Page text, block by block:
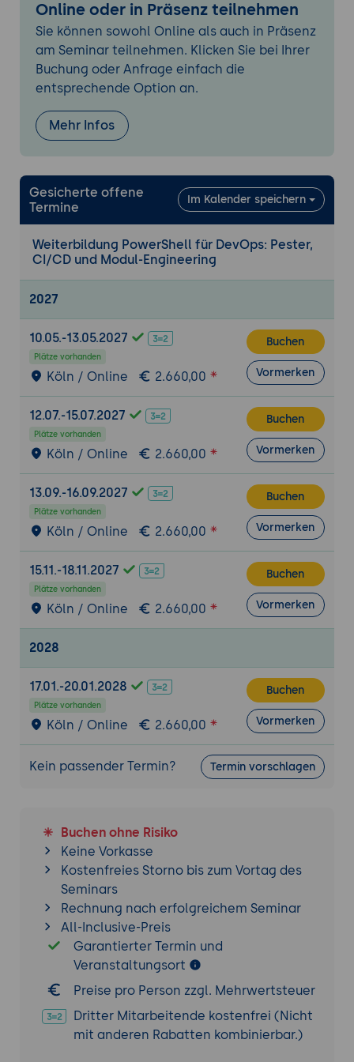
Abhängigkeiten über RequiredModules mit
Mindestversion und
ExternalModuleDependencies
Genehmigte Verben und konsistente
Benennung
Praxis-Übung:
Funktionsexport festlegen und eine
deklarieren.
4. Klassen, Hilfe und Wartbarkeit
PowerShell-Klassen für eigene Typen
Kommentarbasierte Hilfe und externe
Hilfe mit platyPS
wartbar halten
Einer Funktion vollständige
kommentarbasierte Hilfe geben und einen
eigenen Typ als Klasse ergänzen.
Tag 2: 5. Pester 5: Tests schreiben
Aufbau mit Describe, Context und It
Erwartungen prüfen mit Should
Tests konfigurieren und ausführen über
Praxis-Übung:
Für eine vorhandene
Funktion erste Pester-Tests mit Should-
Erwartungen schreiben und ausführen.
6. Mocking, datengetriebene Tests und
Coverage
Abhängigkeiten ersetzen mit Mock
Datengetriebene Tests über TestCases
Code-Coverage messen und einordnen
Testergebnisse als NUnit-XML ausgeben
Einen externen Aufruf
mocken, einen Test über mehrere
Datensätze laufen lassen und die
7. Testgetriebenes Entwickeln in der Praxis
knappem Code und Aufräumen
Randfälle und Fehlerpfade gezielt
abdecken
Tests als lebende Dokumentation
Praxis-Übung:Eine neue Funktion
testgetrieben entwickeln - erst der Test,
dann die Umsetzung.
8. PSScriptAnalyzer und Coding-Standards
Regeln und Schweregrade verstehen
Eigene Regeln und Projektstandards
festlegen
Online oder in Präsenz teilnehmen
Sie können sowohl Online als auch in Präsenz
am Seminar teilnehmen. Klicken Sie bei Ihrer
Buchung oder Anfrage einfach die
entsprechende Option an.
Mehr Infos
Gesicherte offene
Termine
Im Kalender speichern
Weiterbildung PowerShell für DevOps: Pester,
CI/CD und Modul-Engineering
2027
10.05.-13.05.2027
Plätze vorhanden
Köln / Online 2.660,00
Buchen
Vormerken
12.07.-15.07.2027
Plätze vorhanden
Köln / Online 2.660,00
Buchen
Vormerken
13.09.-16.09.2027
Plätze vorhanden
Köln / Online 2.660,00
Buchen
Vormerken
15.11.-18.11.2027
Plätze vorhanden
Köln / Online 2.660,00
Buchen
Vormerken
2028
17.01.-20.01.2028
Plätze vorhanden
Köln / Online 2.660,00
Buchen
Vormerken
Kein passender Termin? Termin vorschlagen
Buchen ohne Risiko
Keine Vorkasse
Kostenfreies Storno bis zum Vortag des
Seminars
Rechnung nach erfolgreichem Seminar
All-Inclusive-Preis
Garantierter Termin und
Veranstaltungsort
Preise pro Person zzgl. Mehrwertsteuer
Dritter Mitarbeitende kostenfrei (Nicht
mit anderen Rabatten kombinierbar.)